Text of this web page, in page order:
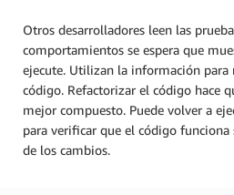
Otros desarrolladores leen las
comportamientos se espera que
ejecute. Utilizan la información
código. Refactorizar el código hace
mejor compuesto. Puede volver a
para verificar que el código funciona
de los cambios.